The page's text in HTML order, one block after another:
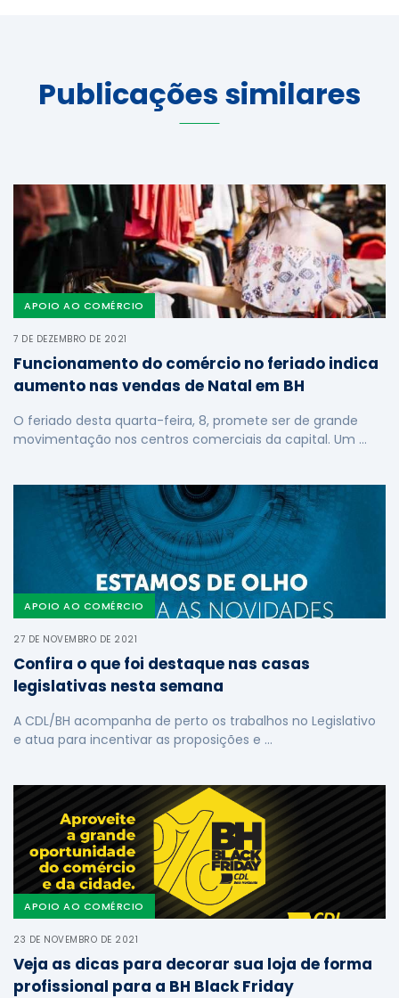
Publicações similares
APOIO AO COMÉRCIO
7 DE DEZEMBRO DE 2021
Funcionamento do comércio no feriado indica
aumento nas vendas de Natal em BH
O feriado desta quarta-feira, 8, promete ser de grande
movimentação nos centros comerciais da capital. Um …
APOIO AO COMÉRCIO
27 DE NOVEMBRO DE 2021
Confira o que foi destaque nas casas
legislativas nesta semana
A CDL/BH acompanha de perto os trabalhos no Legislativo
e atua para incentivar as proposições e …
APOIO AO COMÉRCIO
23 DE NOVEMBRO DE 2021
Veja as dicas para decorar sua loja de forma
profissional para a BH Black Friday